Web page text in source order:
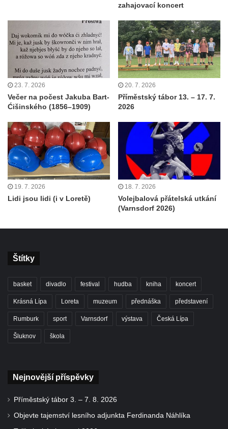
zahajovací koncert
23. 7. 2026
Večer na počest Jakuba Bart-
Ćišinského (1856–1909)
20. 7. 2026
Příměstský tábor 13. – 17. 7.
2026
19. 7. 2026
Lidi jsou lidi (i v Loretě)
18. 7. 2026
Volejbalová přátelská utkání
(Varnsdorf 2026)
Štítky
basket divadlo festival hudba kniha koncert
Krásná Lípa Loreta muzeum přednáška představení
Rumburk sport Varnsdorf výstava Česká Lípa
Šluknov škola
Nejnovější příspěvky
Příměstský tábor 3. – 7. 8. 2026
Objevte tajemství lesního adjunkta Ferdinanda Náhlíka